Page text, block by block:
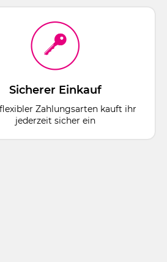
Sicherer Einkauf
Zahlungsarten kauft ihr
jederzeit sicher ein